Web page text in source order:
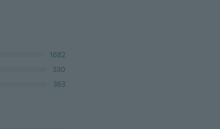
1682
330
363